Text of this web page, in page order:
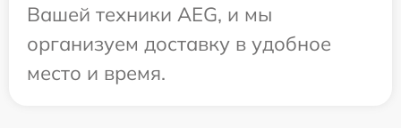
Вашей техники AEG, и мы
организуем доставку в удобное
место и время.